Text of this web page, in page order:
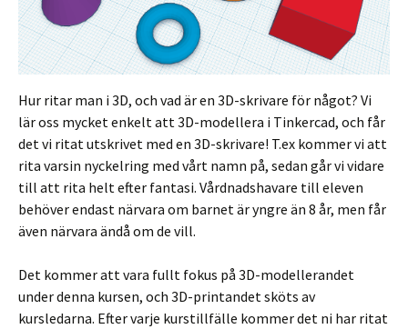
Hur ritar man i 3D, och vad är en 3D-skrivare för något? Vi
lär oss mycket enkelt att 3D-modellera i Tinkercad, och får
det vi ritat utskrivet med en 3D-skrivare! T.ex kommer vi att
rita varsin nyckelring med vårt namn på, sedan går vi vidare
till att rita helt efter fantasi. Vårdnadshavare till eleven
behöver endast närvara om barnet är yngre än 8 år, men får
även närvara ändå om de vill.
Det kommer att vara fullt fokus på 3D-modellerandet
under denna kursen, och 3D-printandet sköts av
kursledarna. Efter varje kurstillfälle kommer det ni har ritat